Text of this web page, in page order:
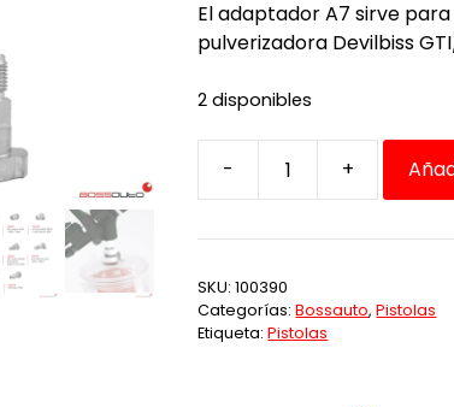
El adaptador A7 sirve
pulverizadora Devilbiss
2 disponibles
-
BPS
GTI/Pro/DV1
cantidad
+
SKU:100390
Categorías:Bossauto,Pistolas
Etiqueta:Pistolas